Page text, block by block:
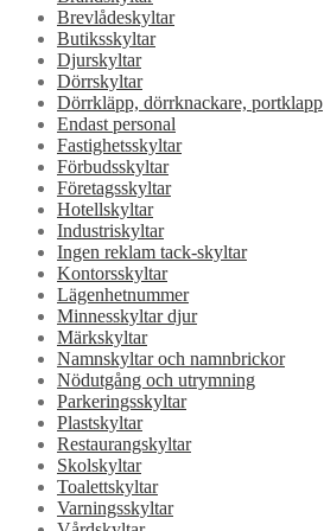
Brevlådeskyltar
Butiksskyltar
Djurskyltar
Dörrskyltar
Dörrkläpp, dörrknackare, portklapp
Endast personal
Fastighetsskyltar
Förbudsskyltar
Företagsskyltar
Hotellskyltar
Industriskyltar
Ingen reklam tack-skyltar
Kontorsskyltar
Lägenhetnummer
Minnesskyltar djur
Märkskyltar
Namnskyltar och namnbrickor
Nödutgång och utrymning
Parkeringsskyltar
Plastskyltar
Restaurangskyltar
Skolskyltar
Toalettskyltar
Varningsskyltar